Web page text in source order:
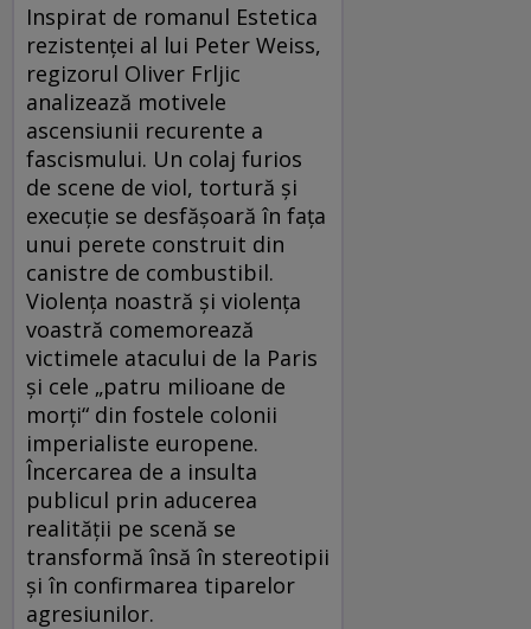
Inspirat de romanul Estetica
rezistenței al lui Peter Weiss,
regizorul Oliver Frljic
analizează motivele
ascensiunii recurente a
fascismului. Un colaj furios
de scene de viol, tortură și
execuție se desfășoară în fața
unui perete construit din
canistre de combustibil.
Violența noastră și violența
voastră comemorează
victimele atacului de la Paris
și cele „patru milioane de
morți“ din fostele colonii
imperialiste europene.
Încercarea de a insulta
publicul prin aducerea
realității pe scenă se
transformă însă în stereotipii
și în confirmarea tiparelor
agresiunilor.